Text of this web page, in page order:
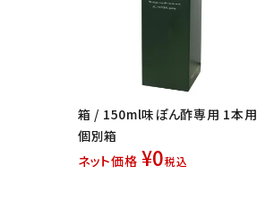
箱 / 150ml味ぽん酢専用 1本用
個別箱
ネット価格 ¥0税込